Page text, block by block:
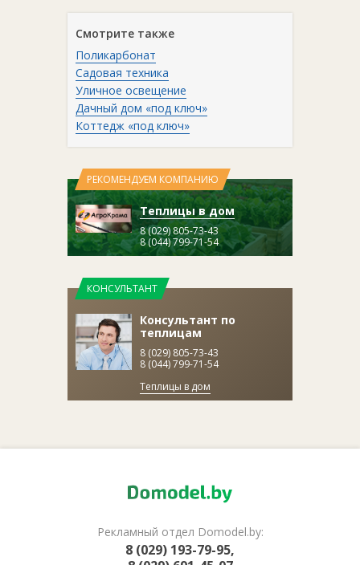
Смотрите также
Поликарбонат
Садовая техника
Уличное освещение
Дачный дом «под ключ»
Коттедж «под ключ»
РЕКОМЕНДУЕМ КОМПАНИЮ
Теплицы в дом
8 (029) 805-73-43
8 (044) 799-71-54
КОНСУЛЬТАНТ
Консультант по
теплицам
8 (029) 805-73-43
8 (044) 799-71-54
Теплицы в дом
Рекламный отдел Domodel.by:
8 (029) 193-79-95,